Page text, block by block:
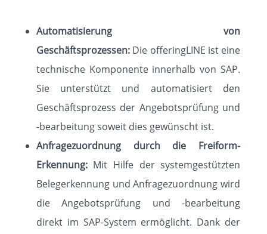
Automatisierung von
Geschäftsprozessen: Die offeringLINE ist eine
technische Komponente innerhalb von SAP.
Sie unterstützt und automatisiert den
Geschäftsprozess der Angebotsprüfung und
-bearbeitung soweit dies gewünscht ist.
Anfragezuordnung durch die Freiform-
Erkennung: Mit Hilfe der systemgestützten
Belegerkennung und Anfragezuordnung wird
die Angebotsprüfung und -bearbeitung
direkt im SAP-System ermöglicht. Dank der